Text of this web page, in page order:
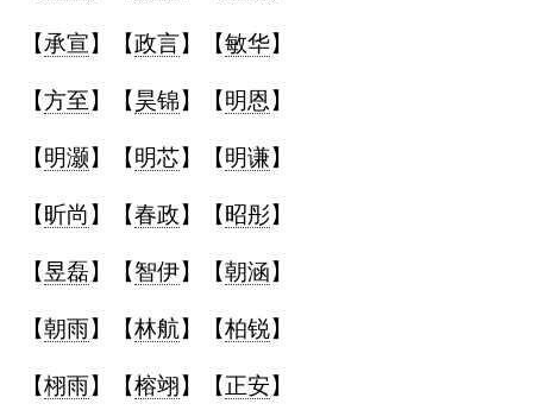
【承宣】【政言】【敏华】
【方至】【昊锦】【明恩 】
【明灏】【明芯】【明谦】
【 昕尚 】【春政】【 昭彤】
【昱磊】【智伊】【朝涵】
【朝雨】【林航】【柏锐】
【栩雨】【榕翊】【正安】